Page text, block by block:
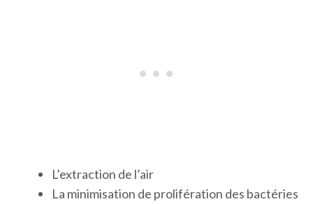
L’extraction de l’air
La minimisation de prolifération des bactéries